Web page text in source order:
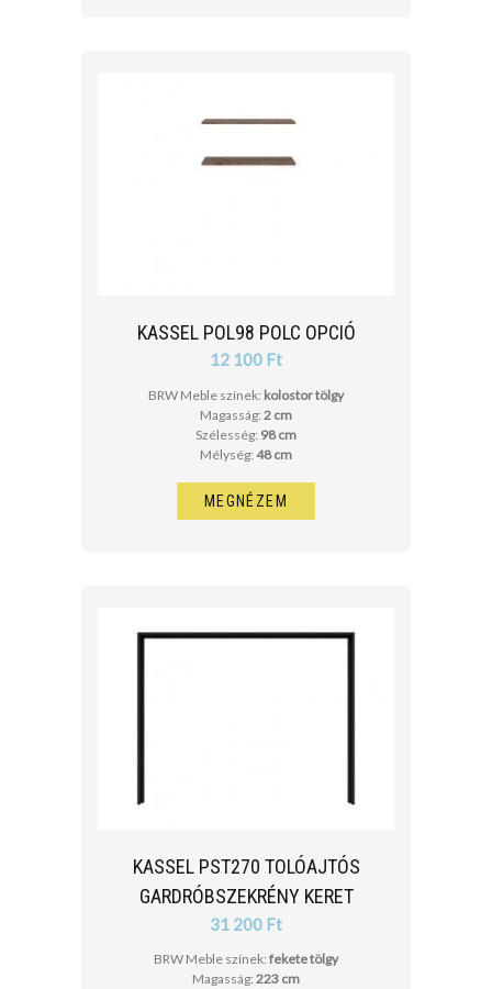
KASSEL POL98 POLC OPCIÓ
12 100 Ft
BRW Meble színek: kolostor tölgy
Magasság: 2 cm
Szélesség: 98 cm
Mélység: 48 cm
MEGNÉZEM
KASSEL PST270 TOLÓAJTÓS
GARDRÓBSZEKRÉNY KERET
31 200 Ft
BRW Meble színek: fekete tölgy
Magasság: 223 cm